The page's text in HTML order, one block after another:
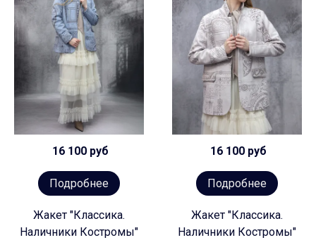
16 100 руб
Подробнее
Жакет "Классика.
Наличники Костромы"
16 100 руб
Подробнее
Жакет "Классика.
Наличники Костромы"